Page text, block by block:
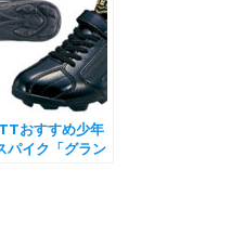
おすすめ少年
パイク「グラン